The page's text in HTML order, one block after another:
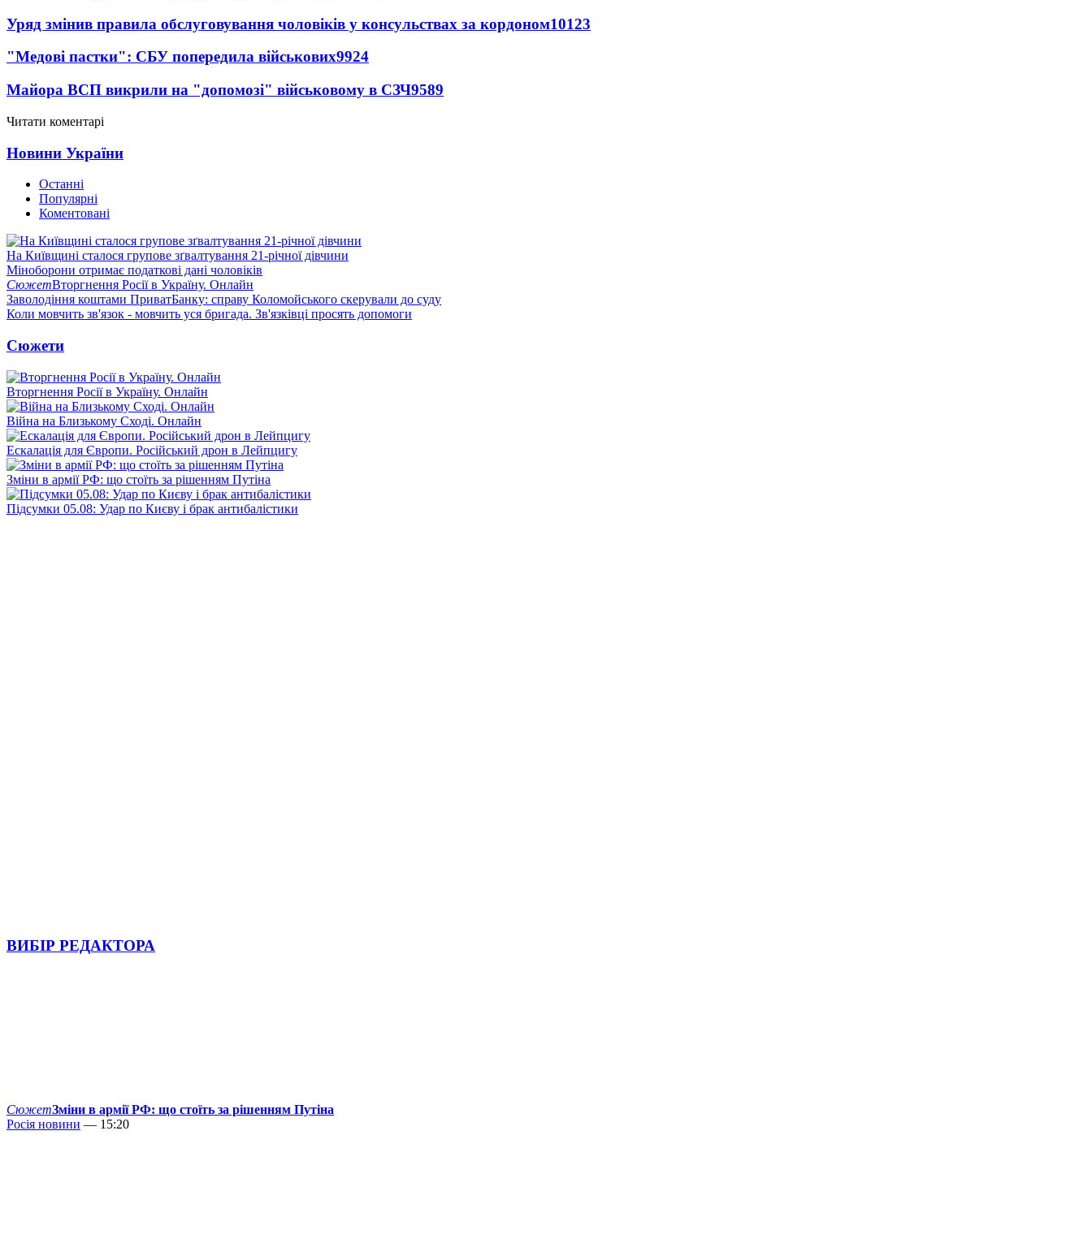
Уряд змінив правила обслуговування чоловіків у консульствах за кордоном10123
"Медові пастки": СБУ попередила військових9924
Майора ВСП викрили на "допомозі" військовому в СЗЧ9589
Читати коментарі
Новини України
Останні
Популярні
Коментовані
На Київщині сталося групове зґвалтування 21-річної дівчини
Міноборони отримає податкові дані чоловіків
СюжетВторгнення Росії в Україну. Онлайн
Заволодіння коштами ПриватБанку: справу Коломойського скерували до суду
Коли мовчить зв'язок - мовчить уся бригада. Зв'язківці просять допомоги
Сюжети
Вторгнення Росії в Україну. Онлайн
Війна на Близькому Сході. Онлайн
Ескалація для Європи. Російський дрон в Лейпцигу
Зміни в армії РФ: що стоїть за рішенням Путіна
Підсумки 05.08: Удар по Києву і брак антибалістики
ВИБІР РЕДАКТОРА
СюжетЗміни в армії РФ: що стоїть за рішенням Путіна
Росія новини — 15:20